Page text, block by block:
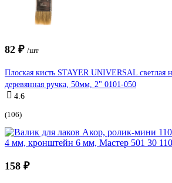
82 ₽ /шт
Плоская кисть STAYER UNIVERSAL светлая
деревянная ручка, 50мм, 2" 0101-050
4.6
(106)
158 ₽